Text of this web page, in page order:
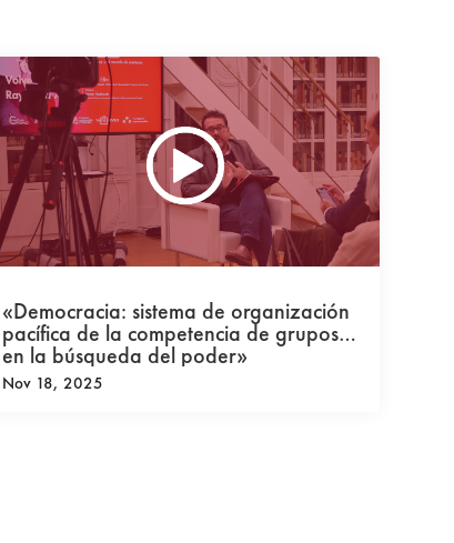
«Democracia: sistema de organización
pacífica de la competencia de grupos
en la búsqueda del poder»
Nov 18, 2025